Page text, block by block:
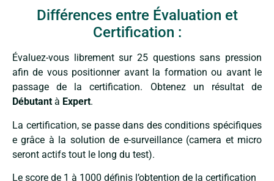
Différences entre Évaluation et
Certification :
Évaluez-vous librement sur 25 questions sans pression
afin de vous positionner avant la formation ou avant le
passage de la certification. Obtenez un résultat de
Débutant à Expert.
La certification, se passe dans des conditions spécifiques
e grâce à la solution de e-surveillance (camera et micro
seront actifs tout le long du test).
Le score de 1 à 1000 définis l’obtention de la certification